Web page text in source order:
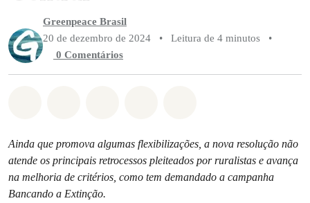
Greenpeace Brasil
20 de dezembro de 2024
• Leitura de 4 minutos
•
0 Comentários
Ainda que promova algumas flexibilizações, a nova resolução não
atende os principais retrocessos pleiteados por ruralistas e avança
na melhoria de critérios, como tem demandado a campanha
Bancando a Extinção.